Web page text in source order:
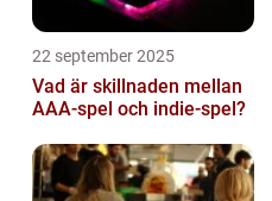
22 september 2025
Vad är skillnaden mellan
AAA-spel och indie-spel?